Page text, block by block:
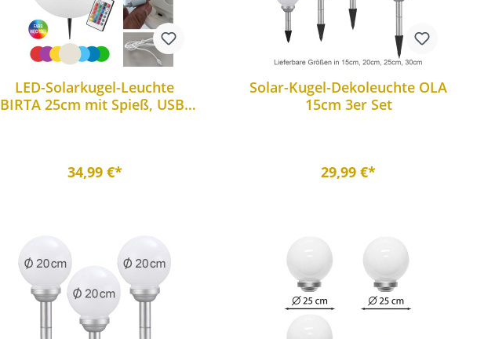
LED-Solarkugel-Leuchte
BIRTA 25cm mit Spieß, USB-
34,99 €*
Solar-Kugel-Dekoleuchte OLA
15cm 3er Set
29,99 €*